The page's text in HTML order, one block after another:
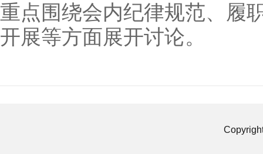
重点围绕会内纪律规范、履
开展等方面展开讨论。